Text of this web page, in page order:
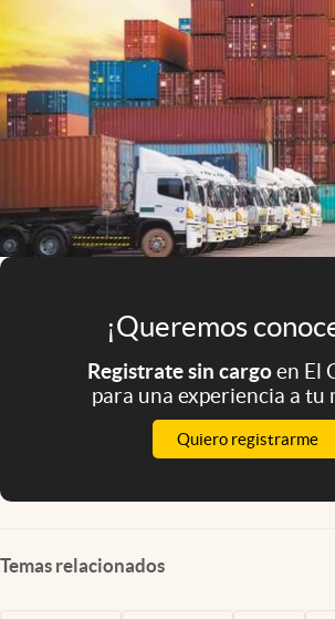
Clima
Mundial 2026
Eventos Corporativos
El Cronista Studio
Mediakit
abre en nueva pestaña
¡Queremos
Registrate sin cargoen El
para una experiencia a tu
Quiero registrarme
Temas relacionados